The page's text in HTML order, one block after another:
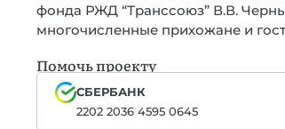
фонда РЖД “Транссоюз” В.В.
многочисленные прихожане и
Помочь проекту
СБЕРБАНК
2202 2036 4595 0645